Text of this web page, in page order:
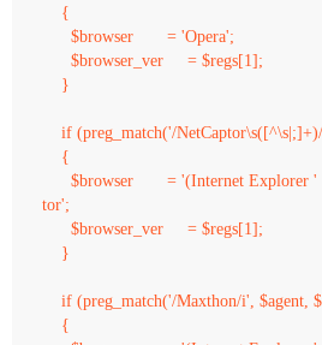
    {
      $browser       = 'Opera';
      $browser_ver     = $regs[1];
    }
if (preg_match('/
    {
$browser       = '(Internet
tor';
      $browser_ver     = $regs[1];
    }
if (preg_match('/Maxthon/i', $agent,
    {